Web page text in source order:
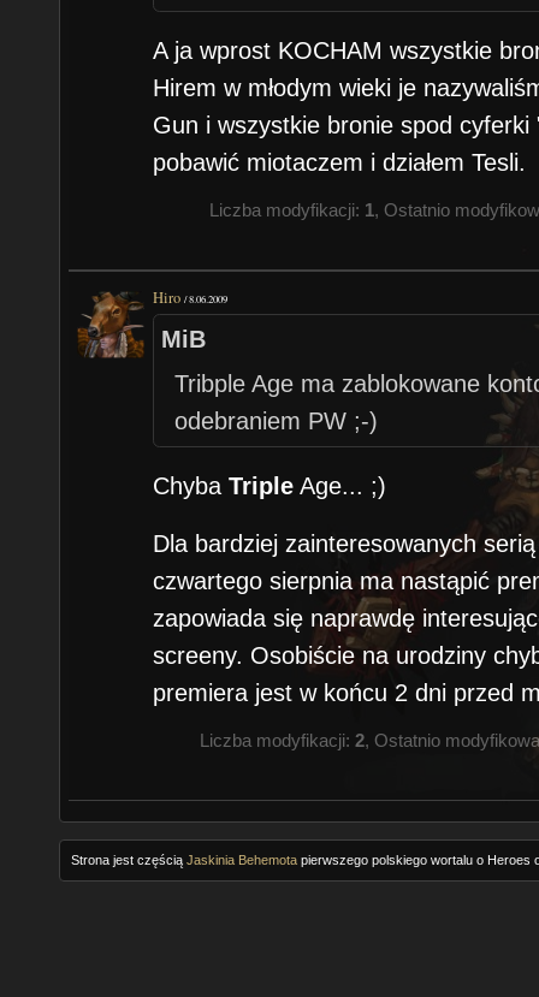
A ja wprost KOCHAM wszystkie
Hirem w młodym wieki je
Gun i wszystkie bronie spod
pobawić miotaczem i działem Tesli.
Liczba modyfikacji: 1, Ostatnio
Hiro /8.06.2009
MiB
Tribple Age ma zablokowane
odebraniem PW ;-)
ChybaTriple Age... ;)
Dla bardziej zainteresowanych
czwartego sierpnia ma nastąpić
zapowiada się naprawdę
screeny. Osobiście na urodziny
premiera jest w końcu 2 dni przed
Liczba modyfikacji: 2, Ostatnio
Strona jest częścią Jaskinia Behemotapierwszego polskiego wortalu o Heroes